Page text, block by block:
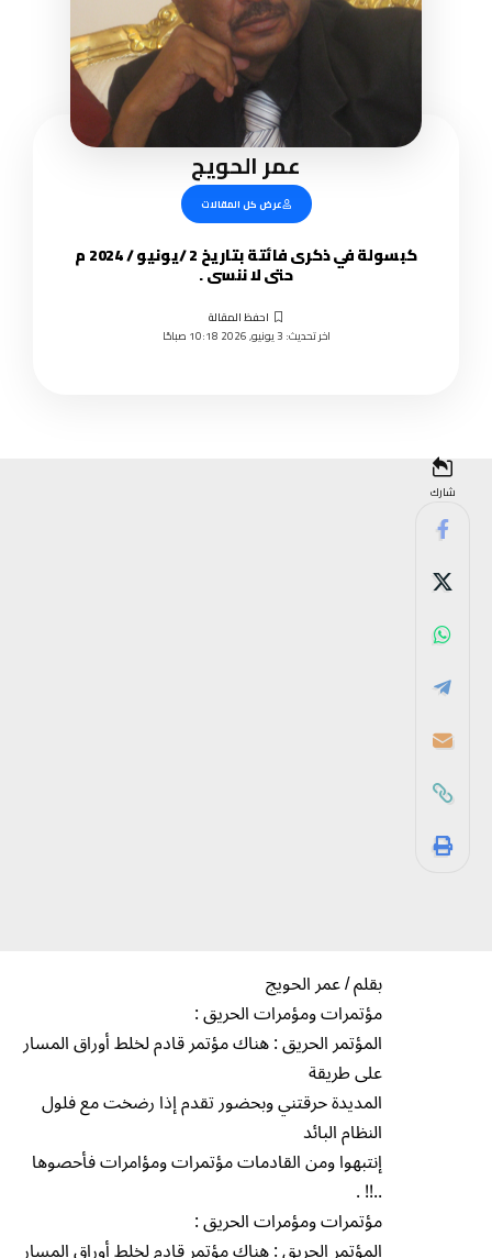
عمر الحويج
عرض كل المقالات
كبسولة في ذكرى فائتة بتاريخ 2 /يونيو / 2024 م
حتى لا ننسى .
اخر تحديث: 3 يونيو, 2026 10:18 صباحًا
شارك
بقلم / عمر الحويج
مؤتمرات ومؤمرات الحريق :
المؤتمر الحريق : هناك مؤتمر قادم لخلط أوراق المسار
على طريقة
المديدة حرقتني وبحضور تقدم إذا رضخت مع فلول
النظام البائد
إنتبهوا ومن القادمات مؤتمرات ومؤامرات فأحصوها
..!! .
مؤتمرات ومؤمرات الحريق :